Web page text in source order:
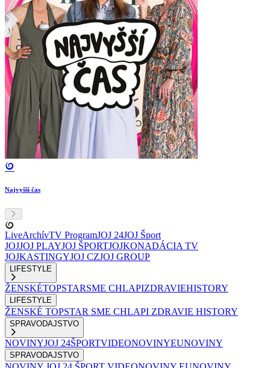
Najvyšší čas
LiveArchívTV ProgramJOJ 24JOJ Šport
JOJJOJ PLAYJOJ ŠPORTJOJKONADÁCIA TV
JOJKASTINGYJOJ CZJOJ GROUP
LIFESTYLE
ŽENSKÉTOPSTARSME CHLAPIZDRAVIEHISTORY
LIFESTYLE
ŽENSKÉ TOPSTAR SME CHLAPI ZDRAVIE HISTORY
SPRAVODAJSTVO
NOVINYJOJ 24ŠPORTVIDEONOVINYEUNOVINY
SPRAVODAJSTVO